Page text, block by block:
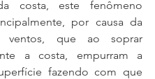
costa, este fenômeno
por causa da
ventos, que ao soprar
a costa, empurram a
fazendo com que